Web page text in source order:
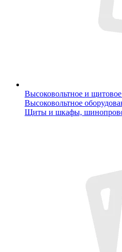
Высоковольтное и
Высоковольтное
Щиты и шкафы,